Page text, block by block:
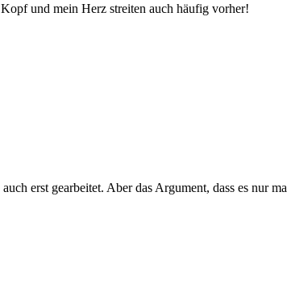
und mein Herz streiten auch häufig vorher!
erst gearbeitet. Aber das Argument, dass es nur